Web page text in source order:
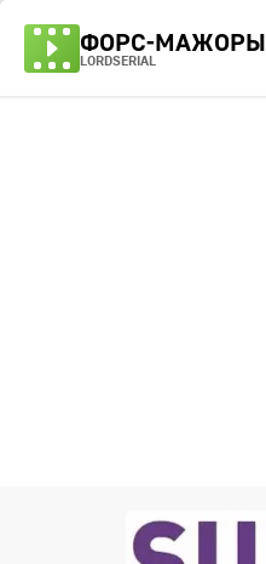
ФОРС-МАЖОРЫ
LORDSERIAL